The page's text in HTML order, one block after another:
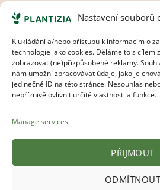
Nastavení souborů
K ukládání a/nebo přístupu k informacím o
technologie jako cookies. Děláme to s cílem
zobrazovat (ne)přizpůsobené reklamy.
nám umožní zpracovávat údaje, jako je
jedinečné ID na této stránce. Nesouhlas
nepříznivě ovlivnit určité vlastnosti a funkce.
Manage services
PŘIJMOUT
Přihlaste se k odběru
Souhlasím spravidly ochrany